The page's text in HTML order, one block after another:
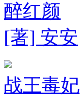
醉红颜
[著] 安安
战王毒妃